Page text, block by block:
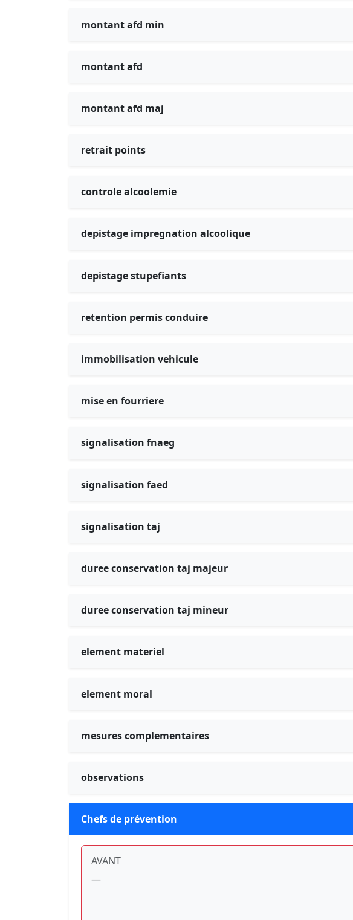
montant afd min
montant afd
montant afd maj
retrait points
controle alcoolemie
depistage impregnation alcoolique
depistage stupefiants
retention permis conduire
immobilisation vehicule
mise en fourriere
signalisation fnaeg
signalisation faed
signalisation taj
duree conservation taj majeur
duree conservation taj mineur
element materiel
element moral
mesures complementaires
observations
Chefs de prévention
AVANT
—